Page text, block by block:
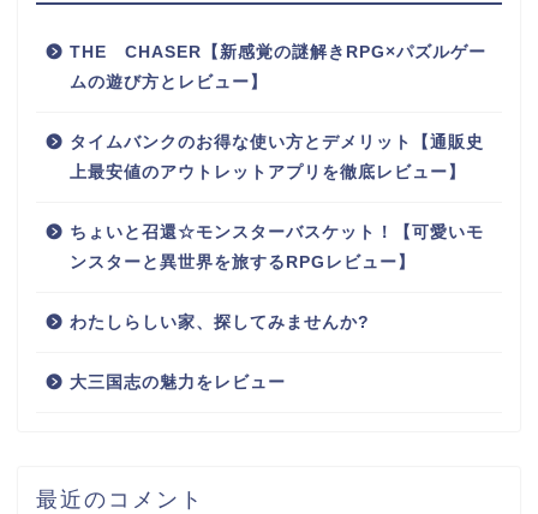
THE CHASER【新感覚の謎解きRPG×パズルゲー
ムの遊び方とレビュー】
タイムバンクのお得な使い方とデメリット【通販史
上最安値のアウトレットアプリを徹底レビュー】
ちょいと召還☆モンスターバスケット！【可愛いモ
ンスターと異世界を旅するRPGレビュー】
わたしらしい家、探してみませんか?
大三国志の魅力をレビュー
最近のコメント